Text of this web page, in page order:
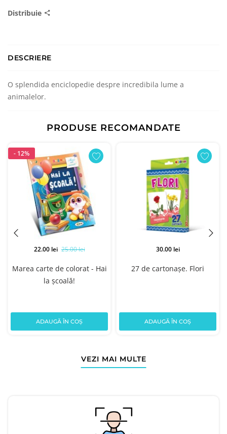
Distribuie
DESCRIERE
O splendida enciclopedie despre incredibila lume a
animalelor.
PRODUSE RECOMANDATE
- 12%
Marea carte de colorat - Hai
la școală!
22.00 lei 25.00 lei
ADAUGĂ ÎN COȘ
27 de cartonașe. Flori
30.00 lei
ADAUGĂ ÎN COȘ
VEZI MAI MULTE